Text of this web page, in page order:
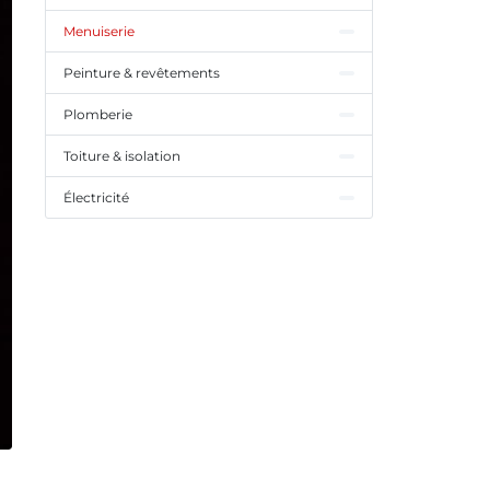
Menuiserie
Peinture & revêtements
Plomberie
Toiture & isolation
Électricité